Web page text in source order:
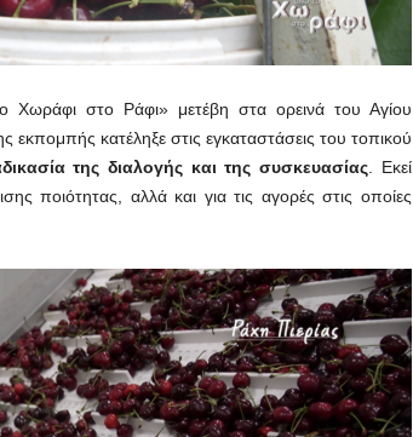
Χωράφι στο Ράφι» μετέβη στα ορεινά του Αγίου
εκπομπής κατέληξε στις εγκαταστάσεις του τοπικού
της διαλογής και της συσκευασίας. Εκεί
ποιότητας, αλλά και για τις αγορές στις οποίες